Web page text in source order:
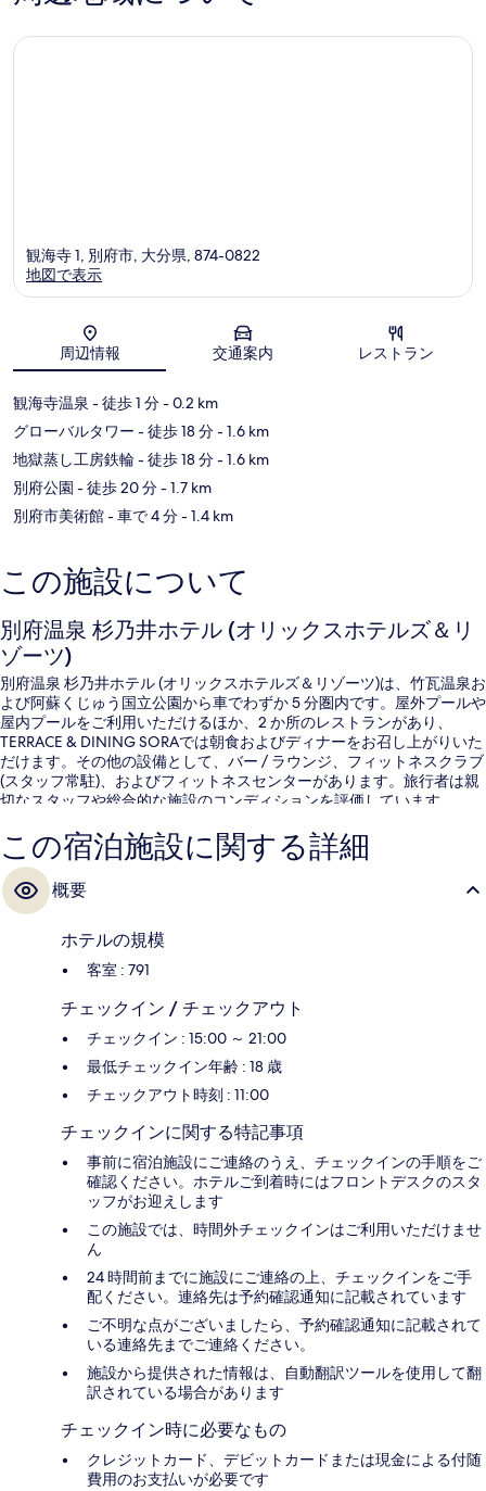
具
約
の
す
べ
て
の
真
表
示
す
る
件
口
地図
観海寺 1, 別府市, 大分県, 874-0822
地図で表示
周辺情報 交通案内 レストラン
観海寺温泉 - 徒歩 1 分- 0.2 km
グローバルタワー - 徒歩 18 分- 1.6 km
地獄蒸し工房鉄輪 - 徒歩 18 分- 1.6 km
別府公園 - 徒歩 20 分- 1.7 km
別府市美術館- 車で 4 分- 1.4 km
この施設について
別府温泉 杉乃井ホテル (オリックスホテルズ＆リ
ゾーツ)
別府温泉 杉乃井ホテル (オリックスホテルズ＆リゾーツ)は、竹瓦温泉お
よび阿蘇くじゅう国立公園から車でわずか 5 分圏内です。屋外プールや
屋内プールをご利用いただけるほか、2 か所のレストランがあり、
TERRACE & DINING SORAでは朝食およびディナーをお召し上がりいた
だけます。その他の設備として、バー / ラウンジ、フィットネスクラブ
(スタッフ常駐)、およびフィットネスセンターがあります。旅行者は親
切なスタッフや総合的な施設のコンディションを評価しています。
この宿泊施設に関する詳細
概要
ホテルの規模
客室 : 791
チェックイン / チェックアウト
チェックイン : 15:00 ～ 21:00
最低チェックイン年齢 : 18 歳
チェックアウト時刻 : 11:00
チェックインに関する特記事項
事前に宿泊施設にご連絡のうえ、チェックインの手順をご
確認ください。ホテルご到着時にはフロントデスクのスタ
ッフがお迎えします
この施設では、時間外チェックインはご利用いただけませ
ん
24 時間前までに施設にご連絡の上、チェックインをご手
配ください。連絡先は予約確認通知に記載されています
ご不明な点がございましたら、予約確認通知に記載されて
いる連絡先までご連絡ください。
施設から提供された情報は、自動翻訳ツールを使用して翻
訳されている場合があります
チェックイン時に必要なもの
クレジットカード、デビットカードまたは現金による付随
費用のお支払いが必要です